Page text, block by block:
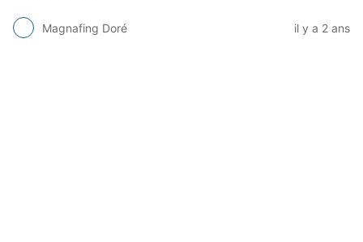
Magnafing Doré il y a 2 ans